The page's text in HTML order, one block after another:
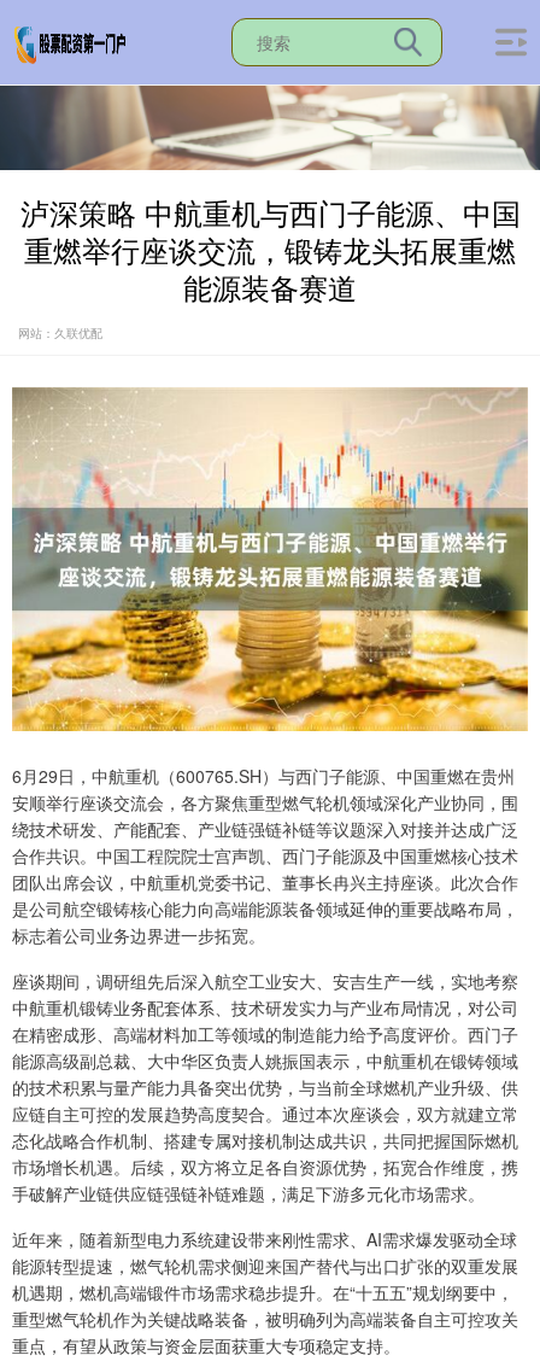
泸深策略 中航重机与西门子能源、中国
重燃举行座谈交流，锻铸龙头拓展重燃
能源装备赛道
网站：久联优配
6月29日，中航重机（600765.SH）与西门子能源、中国重燃在贵州
安顺举行座谈交流会，各方聚焦重型燃气轮机领域深化产业协同，围
绕技术研发、产能配套、产业链强链补链等议题深入对接并达成广泛
合作共识。中国工程院院士宫声凯、西门子能源及中国重燃核心技术
团队出席会议，中航重机党委书记、董事长冉兴主持座谈。此次合作
是公司航空锻铸核心能力向高端能源装备领域延伸的重要战略布局，
标志着公司业务边界进一步拓宽。
座谈期间，调研组先后深入航空工业安大、安吉生产一线，实地考察
中航重机锻铸业务配套体系、技术研发实力与产业布局情况，对公司
在精密成形、高端材料加工等领域的制造能力给予高度评价。西门子
能源高级副总裁、大中华区负责人姚振国表示，中航重机在锻铸领域
的技术积累与量产能力具备突出优势，与当前全球燃机产业升级、供
应链自主可控的发展趋势高度契合。通过本次座谈会，双方就建立常
态化战略合作机制、搭建专属对接机制达成共识，共同把握国际燃机
市场增长机遇。后续，双方将立足各自资源优势，拓宽合作维度，携
手破解产业链供应链强链补链难题，满足下游多元化市场需求。
近年来，随着新型电力系统建设带来刚性需求、AI需求爆发驱动全球
能源转型提速，燃气轮机需求侧迎来国产替代与出口扩张的双重发展
机遇期，燃机高端锻件市场需求稳步提升。在“十五五”规划纲要中，
重型燃气轮机作为关键战略装备，被明确列为高端装备自主可控攻关
重点，有望从政策与资金层面获重大专项稳定支持。